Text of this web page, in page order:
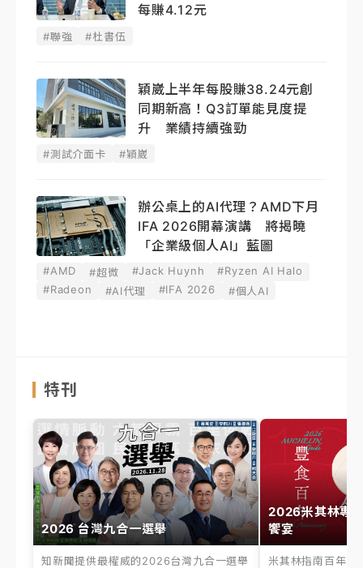
每賺4.12元
#聯強 #杜書伍
穎崴上半年每股賺38.24元創
同期新高！Q3訂單能見度提
升 業績持續強勁
#測試介面卡 #穎崴
辦公桌上的AI代理？AMD下月
IFA 2026開幕演講 將揭曉
「企業級個人AI」藍圖
#AMD #超微 #Jack Huynh
#Ryzen AI Halo
#Radeon
#AI代理 #IFA 2026 #個人AI
特刊
2026 台灣九合一選舉
知新聞提供最權威的2026台灣九合一選舉
2026米其林專
饗宴
米其林指南百年之